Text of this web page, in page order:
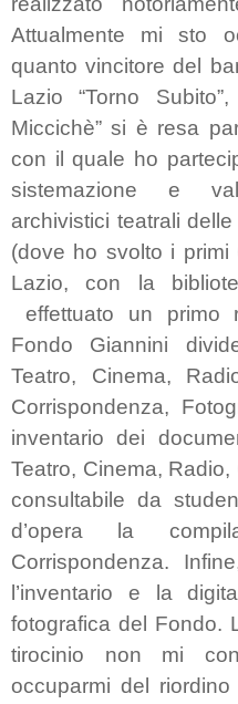
Attualmente mi sto
quanto vincitore del
Lazio “Torno
Miccichè” si è resa
con il quale ho
sistemazione e
archivistici teatrali
(dove ho svolto i primi
Lazio, con la
effettuato un primo
Fondo Giannini
Teatro, Cinema,
Corrispondenza,
inventario dei
Teatro, Cinema,
consultabile da
d’opera la
Corrispondenza.
l’inventario e la
fotografica del Fondo.
tirocinio non mi
occuparmi del riordino